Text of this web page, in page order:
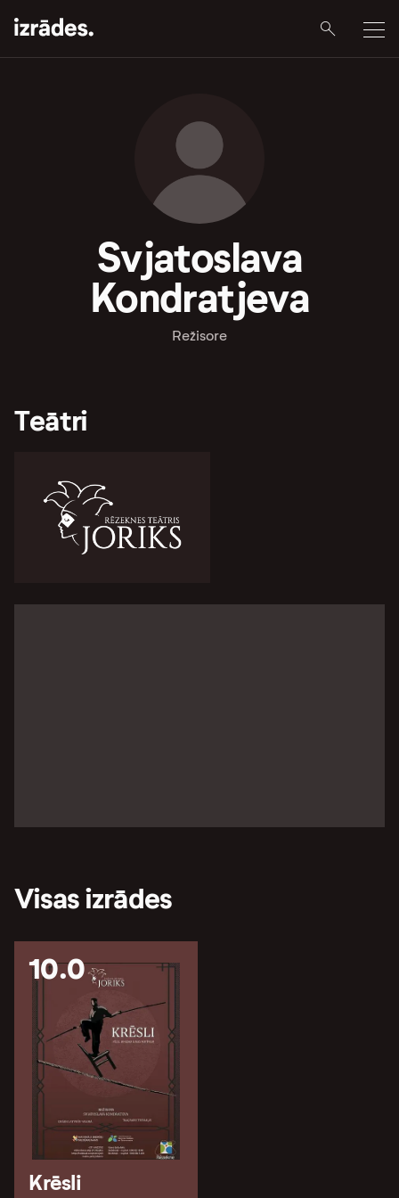
Svjatoslava
Kondratjeva
Režisore
Teātri
Visas izrādes
10.0
Krēsli